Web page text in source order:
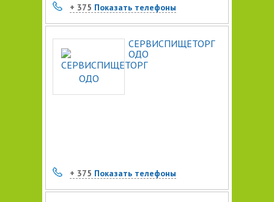
+ 375 Показать телефоны
СЕРВИСПИЩЕТОРГ
ОДО
+ 375 Показать телефоны